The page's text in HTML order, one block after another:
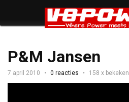
P&M Jansen
7 april 2010 0 reacties 158 x bekeken